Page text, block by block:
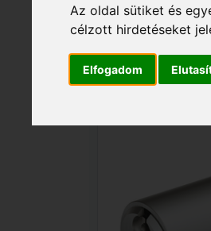
Az oldal sütiket és
célzott hirdetéseket
Elfogadom
Termékeink
Basi V50 40/